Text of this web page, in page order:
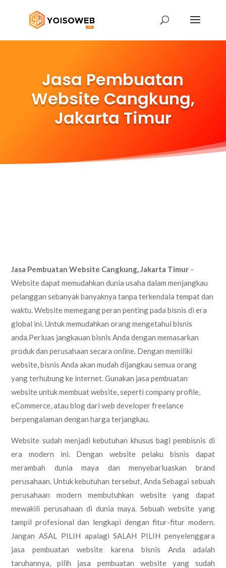
Jasa Pembuatan
Website Cangkung,
Jakarta Timur
Jasa Pembuatan Website Cangkung, Jakarta Timur –
Website dapat memudahkan dunia usaha dalam menjangkau
pelanggan sebanyak banyaknya tanpa terkendala tempat dan
waktu. Website memegang peran penting pada bisnis di era
global ini. Untuk memudahkan orang mengetahui bisnis
anda.Perluas jangkauan bisnis Anda dengan memasarkan
produk dan perusahaan secara online. Dengan memiliki
website, bisnis Anda akan mudah dijangkau semua orang
yang terhubung ke internet. Gunakan jasa pembuatan
website untuk membuat website, seperti company profile,
eCommerce, atau blog dari web developer freelance
berpengalaman dengan harga terjangkau.
Website sudah menjadi kebutuhan khusus bagi pembisnis di
era modern ini. Dengan website pelaku bisnis dapat
merambah dunia maya dan menyebarluaskan brand
perusahaan. Untuk kebutuhan tersebut, Anda Sebagai sebuah
perusahaan modern membutuhkan website yang dapat
mewakili perusahaan di dunia maya. Sebuah website yang
tampil profesional dan lengkapi dengan fitur-fitur modern.
Jangan ASAL PILIH apalagi SALAH PILIH penyelenggara
jasa pembuatan website karena bisnis Anda adalah
taruhannya, pilih jasa pembuatan website yang sudah